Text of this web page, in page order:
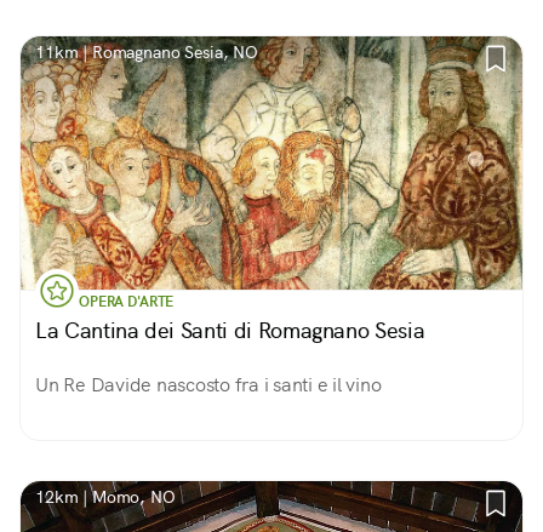
11km | Romagnano Sesia, NO
OPERA D'ARTE
La Cantina dei Santi di Romagnano Sesia
Un Re Davide nascosto fra i santi e il vino
12km | Momo, NO